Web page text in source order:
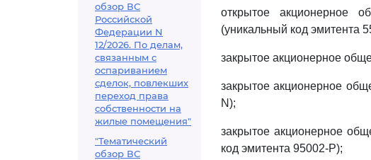
обзор ВС
Российской
Федерации N
12/2026. По делам,
связанным с
оспариванием
сделок, повлекших
переход права
собственности на
жилые помещения"
"Тематический
обзор ВС
открытое акционерное
(уникальный код эмитента
закрытое акционерное
закрытое акционерное
N);
закрытое акционерное
код эмитента 95002-P);